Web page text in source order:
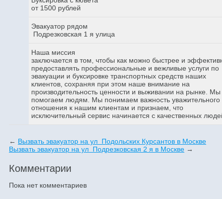
от 1500 рублей
Эвакуатор рядом
Подрезковская 1 я улица
Наша миссия
заключается в том, чтобы как можно быстрее и
предоставлять профессиональные и вежливые услуги по
эвакуации и буксировке транспортных средств наших
клиентов, сохраняя при этом наше внимание на
производительность ценности и выживании на рынке. Мы
помогаем людям. Мы понимаем важность уважительного
отношения к нашим клиентам и признаем, что
исключительный сервис начинается с качественных
← Вызвать эвакуатор на ул Подольских Курсантов в Москве
Вызвать эвакуатор на ул Подрезковская 2 я в Москве →
Комментарии
Пока нет комментариев